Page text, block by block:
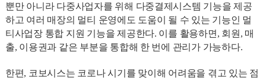
뿐만 아니라 다중사업자를 위해 다중결제시스템 기능을 제공
하고 여러 매장의 멀티 운영에도 도움이 될 수 있는 기능인 멀
티사업장 통합 지원 기능을 제공한다. 이를 활용하면, 회원, 매
출, 이용권과 같은 부분을 통합해 한 번에 관리가 가능하다.
한편, 코보시스는 코로나 시기를 맞이해 어려움을 겪고 있는 점